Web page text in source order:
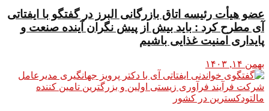
عضو هیأت رئیسه اتاق بازرگانی البرز در گفتگو با ایفتاتی
آی مطرح کرد : باید بیش از پیش نگران آینده صنعت و
پایداری امنیت غذایی باشیم
بهمن ۱۴, ۱۴۰۳